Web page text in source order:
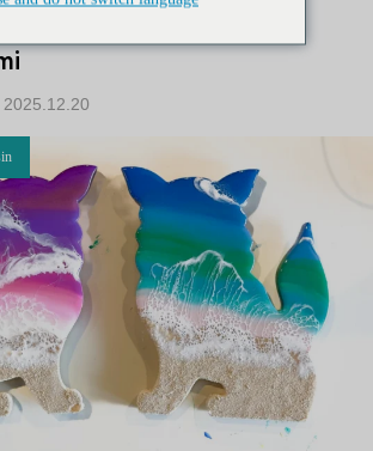
di workshop seni resin
2025.12.20